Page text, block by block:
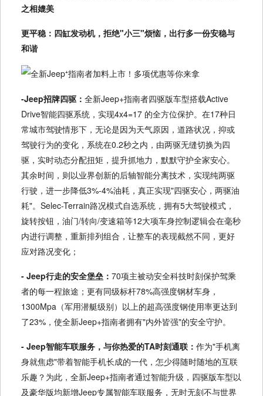
之相媲美
更平稳：四缸发动机，拒绝"小三"烦恼，出行多一份安稳与
和谐
-Jeep招牌四驱： 全新Jeep+指南者四驱版车型搭载Active
Drive智能四驱系统，实现4x4=17 的全方位保护。在17种日
常城市驾驶情形下，无论是因为天气原因，道路状况，抑或
驾驶行为的变化，系统在0.2秒之内，由两驱无缝切换为四
驱，实时动态分配扭矩，提升抓地力，默默守护全家安心。
其余时间，则以业界创新的后轴智能分离技术，实现纯两驱
行驶，进一步降低3%-4%油耗，真正实现"四驱安心，两驱油
耗"。Selec-Terrain路况模式自选系统，拥有5大驾驶模式，
旋转按钮，油门/转向/变速箱等12大项车身控制逻辑会在毫秒
内进行调整，重新排列组合，让整车的表现截然不同，更好
应对路况变化；
- Jeep行走的安全堡垒： 70项主被动安全科技时刻保护驾乘
者的每一程旅途；更有同级标杆78%高强度钢材车身，
1300Mpa（军用潜艇级别）以上的超高强度钢使用率更达到
了23%，使全新Jeep+指南者拥有"内外皆强"的安全守护。
- Jeep智能车联服务，与你热爱的TA时刻通联： 作为"手机离
身就焦虑"带着智能手机长成的一代，怎少得随时随地的互联
乐趣？为此，全新Jeep+指南者通过智能升级，四驱版车型以
及豪华版均新增Jeep专属智能车联服务，无时无刻不与世界